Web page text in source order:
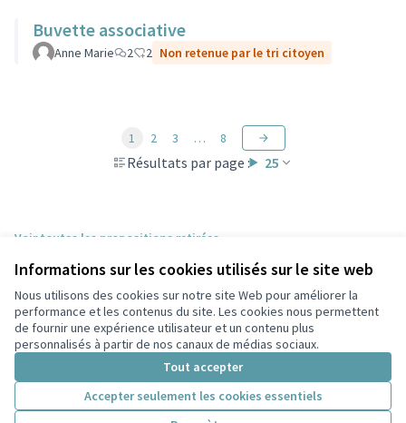
Informations sur les cookies utilisés sur le site web
Nous utilisons des cookies sur notre site Web pour améliorer la
performance et les contenus du site. Les cookies nous permettent
de fournir une expérience utilisateur et un contenu plus
personnalisés à partir de nos canaux de médias sociaux.
Tout accepter
Accepter seulement les cookies essentiels
Buvette associative
Anne Marie 2 2 Non retenue par le tri citoyen
Résultats par page : 25
1 2 3 … 8
Voir toutes les propositions retirées
Conditions d'utilisation
Paramètres des cookies
Participez Villeurbanne sur X
(Lien externe)
Participez Villeurbanne sur Facebook
Participez Villeurbanne sur Instagram
Participez Villeurbanne sur YouTube
(Lien externe)
Licence
(Lien